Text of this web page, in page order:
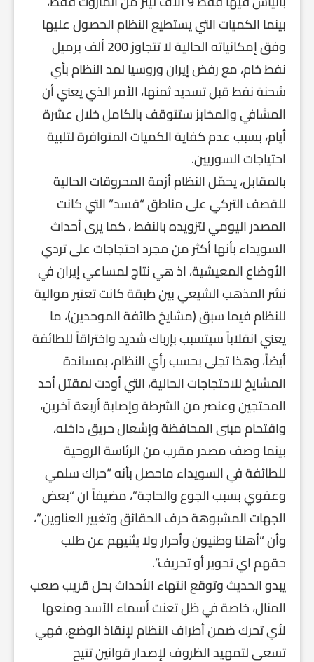
بينما الكميات التي يستطيع النظام الحصول عليها
وفق إمكانياته الحالية لا تتجاوز 200 ألف برميل
نفط خام، مع رفض إيران وروسيا لمد النظام بأي
شحنة نفط قبل تسديد ثمنها، الأمر الذي يعني أن
المشافي والمخابز ستتوقف بالكامل خلال عشرة
أيام، بسبب عدم كفاية الكميات المتوافرة لتلبية
احتياجات السوريين.
بالمقابل، يحمّل النظام أزمة المحروقات الحالية
للقصف التركي على مناطق “قسد” التي كانت
المصدر اليومي لتزويده بالنفط ، كما يرى أحداث
السويداء بأنها أكثر من مجرد احتجاجات على تردي
الأوضاع المعيشية، اذ هي نتاج لمساعي إيران في
نشر المذهب الشيعي بين طبقة كانت تعتبر موالية
للنظام فيما سبق (مشايخ طائفة الموحدين)، ما
يعني انقلاباً سيتسبب بإرباك شديد واختراقاً للطائفة
أيضاً، وهذا تجلى بحسب رأي النظام، بمساندة
المشايخ للاحتجاجات الحالية، التي أودت لمقتل أحد
المحتجين وعنصر من الشرطة وإصابة أربعة آخرين،
واقتحام مبنى المحافظة وإشعال حريق داخله،
بينما وصف مصدر مقرب من الرئاسة الروحية
للطائفة في السويداء ماحصل بأنه “حراك سلمي
وعفوي بسبب الجوع والحاجة”، مضيفاً ان “بعض
الجهات المشبوهة حرف الحقائق وتغيير العناوين”،
وأن “أهلنا وطنيون وأحرار ولا يثنيهم عن طلب
حقهم اي تحوير أو تحريف”.
يبدو الحديث وتوقع انتهاء الأحداث بحل قريب صعب
المنال، خاصة في ظل تعنت أسماء الأسد ومنعها
لأي تحرك ضمن أطراف النظام لإنقاذ الوضع، فهي
تسعى لتمهيد الظروف لإصدار قوانين تتيح